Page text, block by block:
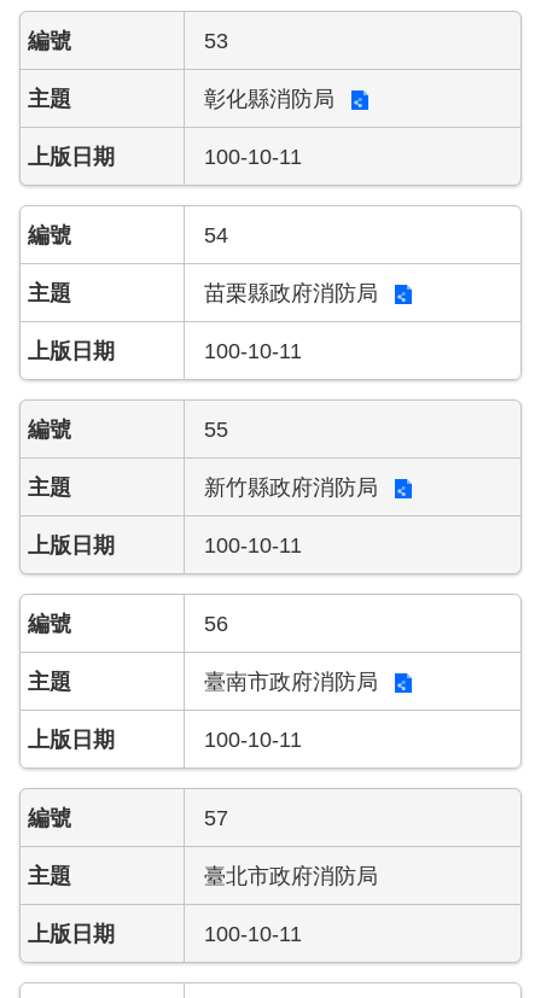
53
彰化縣消防局
100-10-11
54
苗栗縣政府消防局
100-10-11
55
新竹縣政府消防局
100-10-11
56
臺南市政府消防局
100-10-11
57
臺北市政府消防局
100-10-11